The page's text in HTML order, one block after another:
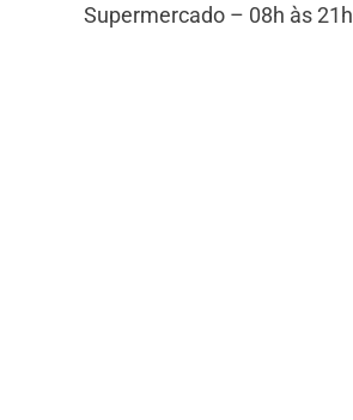
Supermercado – 08h às 21h